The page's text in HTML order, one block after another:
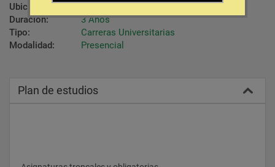
Ubicación:
Madrid - Madrid
Duración:
3 Años
Tipo:
Carreras Universitarias
Modalidad:
Presencial
Plan de estudios